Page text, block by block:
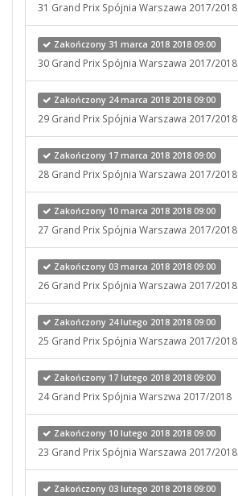
31 Grand Prix Spójnia Warszawa 2017/2018
Zakończony 31 marca 2018 2018 09:00
30 Grand Prix Spójnia Warszawa 2017/2018
Zakończony 24 marca 2018 2018 09:00
29 Grand Prix Spójnia Warszawa 2017/2018
Zakończony 17 marca 2018 2018 09:00
28 Grand Prix Spójnia Warszawa 2017/2018
Zakończony 10 marca 2018 2018 09:00
27 Grand Prix Spójnia Warszawa 2017/2018
Zakończony 03 marca 2018 2018 09:00
26 Grand Prix Spójnia Warszawa 2017/2018
Zakończony 24 lutego 2018 2018 09:00
25 Grand Prix Spójnia Warszawa 2017/2018
Zakończony 17 lutego 2018 2018 09:00
24 Grand Prix Spójnia Warszwa 2017/2018
Zakończony 10 lutego 2018 2018 09:00
23 Grand Prix Spójnia Warszawa 2017/2018
Zakończony 03 lutego 2018 2018 09:00